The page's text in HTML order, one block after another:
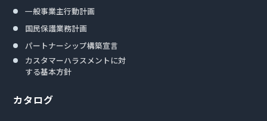
一般事業主行動計画
国民保護業務計画
パートナーシップ構築宣言
カスタマーハラスメントに対
する基本方針
カタログ